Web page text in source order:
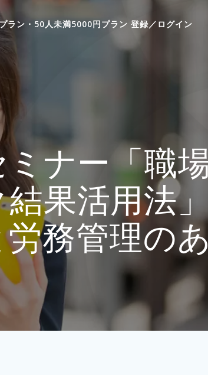
ラン・50人未満5000円プラン 登録／ログイン
ナー「職
果活用法
務管理の